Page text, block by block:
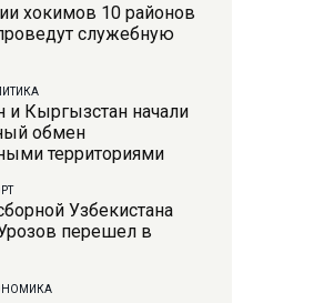
хокимов 10 районов
служебную
и Кыргызстан начали
обмен
территориями
Узбекистана
перешел в